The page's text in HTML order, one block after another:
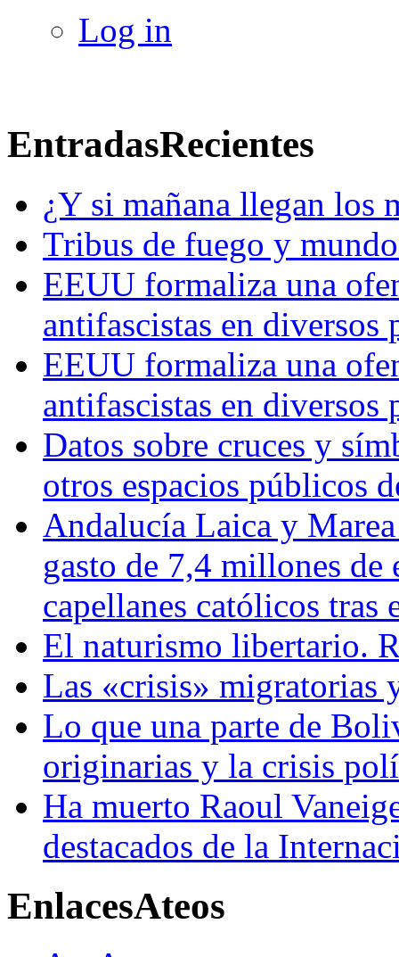
Log in
EntradasRecientes
¿Y si mañana llegan los
Tribus de fuego y
EEUU formaliza una
antifascistas en
EEUU formaliza una
antifascistas en
Datos sobre cruces y
otros espacios públicos
Andalucía Laica y
gasto de 7,4 millones de
capellanes católicos
El naturismo libertario.
Las «crisis» migratorias
Lo que una parte de
originarias y la crisis
Ha muerto Raoul
destacados de la
EnlacesAteos